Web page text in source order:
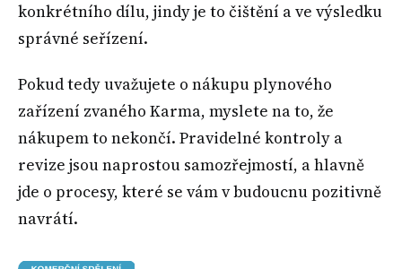
konkrétního dílu, jindy je to čištění a ve výsledku
správné seřízení.
Pokud tedy uvažujete o nákupu plynového
zařízení zvaného Karma, myslete na to, že
nákupem to nekončí. Pravidelné kontroly a
revize jsou naprostou samozřejmostí, a hlavně
jde o procesy, které se vám v budoucnu pozitivně
navrátí.